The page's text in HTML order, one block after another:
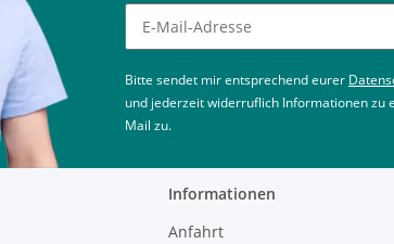
Newsletter abonnieren
Bitte sendet mir entsprechend eurer
und jederzeit widerruflich Informationen zu
Mail zu.
Informationen
Anfahrt